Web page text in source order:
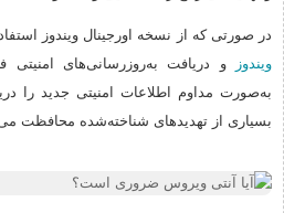
در صورتی که از نسخه اورجینال ویندوز
ویندوز
به‌صورت مداوم اطلاعات امنیتی جدید را
بسیاری از تهدیدهای شناخته‌شده محافظت